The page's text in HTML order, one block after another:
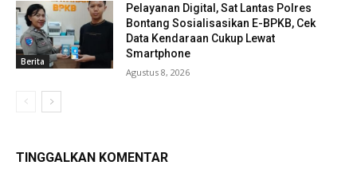
Berita
Pelayanan Digital, Sat Lantas Polres
Bontang Sosialisasikan E-BPKB, Cek
Data Kendaraan Cukup Lewat
Smartphone
Agustus 8, 2026
TINGGALKAN KOMENTAR